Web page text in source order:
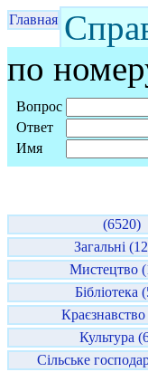
Главная
по
Вопрос
Ответ
Имя
(6520)
Загальні
Мистецтво
Бібліотека
Культура
Сільське